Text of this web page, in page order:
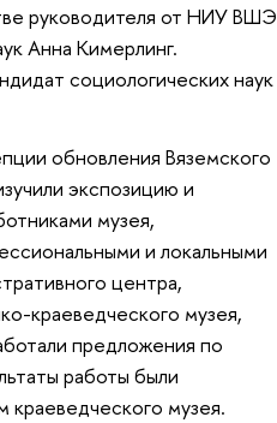
руководителя от НИУ ВШЭ
Анна Кимерлинг.
социологических наук
обновления Вяземского
экспозицию и
музея,
и локальными
центра,
краеведческого музея,
предложения по
работы были
краеведческого музея.